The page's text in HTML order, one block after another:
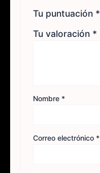
Tu puntuación *
Tu valoración *
Nombre *
Correo electrónico *